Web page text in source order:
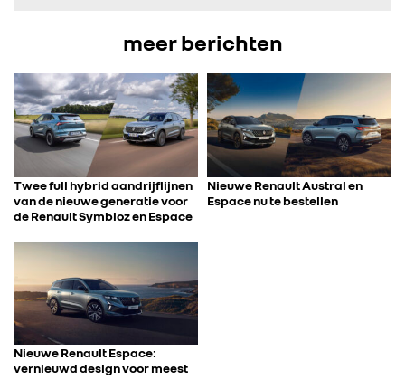
CONTACT
meer berichten
Twee full hybrid aandrijflijnen
van de nieuwe generatie voor
de Renault Symbioz en Espace
Nieuwe Renault Austral en
Espace nu te bestellen
Nieuwe Renault Espace:
vernieuwd design voor meest